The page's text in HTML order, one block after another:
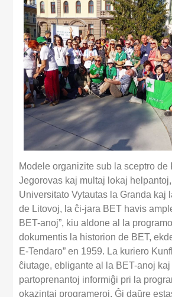
Modele organizite sub la sceptro de
Jegorovas kaj multaj lokaj
Universitato Vytautas la Granda kaj
de Litovoj, la ĉi-jara BET havis
BET-anoj”, kiu aldone al la
dokumentis la historion de BET,
E-Tendaro” en 1959. La kuriero
ĉiutage, ebligan­te al la BET-anoj
partoprenantoj in­formiĝi pri la
okazintaj programeroj. Ĝi daŭre